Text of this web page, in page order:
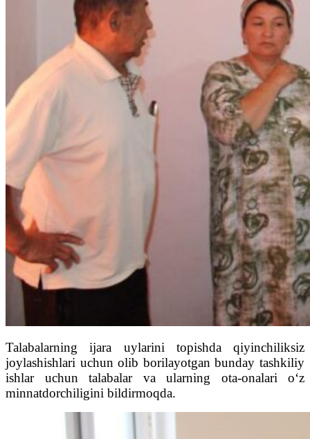
Talabalarning ijara uylarini topishda qiyinchiliksiz
joylashishlari uchun olib borilayotgan bunday tashkiliy
ishlar uchun talabalar va ularning ota-onalari o‘z
minnatdorchiligini bildirmoqda.